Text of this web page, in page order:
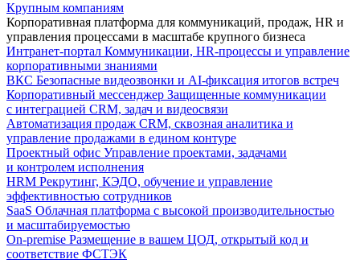
Крупным компаниям
Корпоративная платформа для коммуникаций, продаж, HR и
управления процессами в масштабе крупного бизнеса
Интранет-портал Коммуникации, HR-процессы и управление
корпоративными знаниями
ВКС Безопасные видеозвонки и AI-фиксация итогов встреч
Корпоративный мессенджер Защищенные коммуникации
с интеграцией CRM, задач и видеосвязи
Автоматизация продаж CRM, сквозная аналитика и
управление продажами в едином контуре
Проектный офис Управление проектами, задачами
и контролем исполнения
HRM Рекрутинг, КЭДО, обучение и управление
эффективностью сотрудников
SaaS Облачная платформа с высокой производительностью
и масштабируемостью
On-premise Размещение в вашем ЦОД, открытый код и
соответствие ФСТЭК